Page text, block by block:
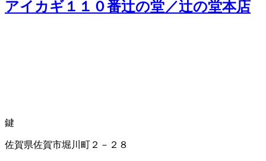
アイカギ１１０番辻の堂／辻の堂本店
鍵
佐賀県佐賀市堀川町２－２８